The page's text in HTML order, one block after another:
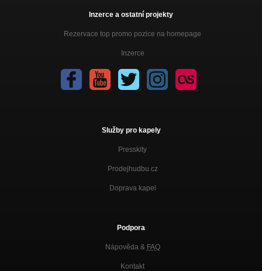
Inzerce a ostatní projekty
Rezervace top promo pozice na homepage
Inzerce
Služby pro kapely
Presskity
Prodejhudbu.cz
Doprava kapel
Podpora
Nápověda & FAQ
Kontakt